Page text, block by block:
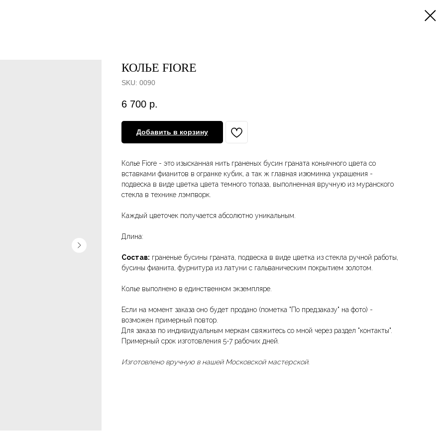
КОЛЬЕ FIORE
SKU: 0090
6 700 р.
Добавить в корзину
Колье Fiore - это изысканная нить граненых бусин граната коньячного цвета со
вставками фианитов в огранке кубик, а так ж главная изюминка украшения -
подвеска в виде цветка цвета темного топаза, выполненная вручную из муранского
стекла в технике лэмпворк.
Каждый цветочек получается абсолютно уникальным.
Длина:
Состав: граненые бусины граната, подвеска в виде цветка из стекла ручной работы,
бусины фианита, фурнитура из латуни с гальваническим покрытием золотом.
Колье выполнено в единственном экземпляре.
Если на момент заказа оно будет продано (пометка "По предзаказу" на фото) -
возможен примерный повтор.
Для заказа по индивидуальным меркам свяжитесь со мной через раздел "контакты".
Примерный срок изготовления 5-7 рабочих дней.
Изготовлено вручную в нашей Московской мастерской.